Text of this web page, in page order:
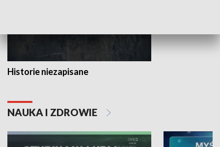
Historie niezapisane
NAUKA I ZDROWIE